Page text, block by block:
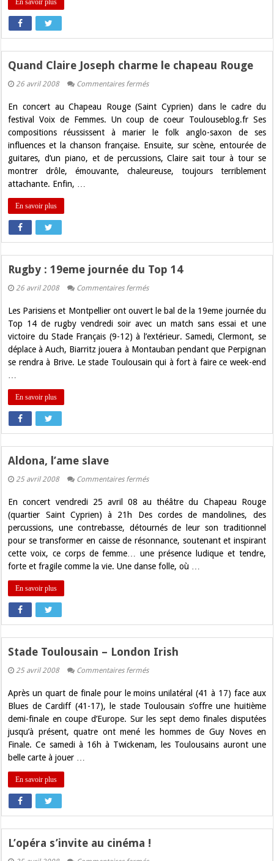
En savoir plus
Quand Claire Joseph charme le chapeau Rouge
26 avril 2008 Commentaires ferméssur
Joseph
charme
chapeau
Rouge
En concert au Chapeau Rouge (Saint Cyprien) dans le cadre du
festival Voix de Femmes. Un coup de coeur Toulouseblog.fr Ses
compositions réussissent à marier le folk anglo-saxon de ses
influences et la chanson française. Ensuite, sur scène, entourée de
guitares, d’un piano, et de percussions, Claire sait tour à tour se
montrer drôle, émouvante, chaleureuse, toujours terriblement
attachante. Enfin, …
En savoir plus
Rugby : 19eme journée du Top 14
26 avril 2008 Commentaires ferméssur
19eme
journée
Top
14
Les Parisiens et Montpellier ont ouvert le bal de la 19eme journée du
Top 14 de rugby vendredi soir avec un match sans essai et une
victoire du Stade Français (9-12) à l’extérieur. Samedi, Clermont, se
déplace à Auch, Biarritz jouera à Montauban pendant que Perpignan
se rendra à Brive. Le stade Toulousain qui à fort à faire ce week-end
En savoir plus
Aldona, l’ame slave
25 avril 2008 Commentaires ferméssur
slave
En concert vendredi 25 avril 08 au théâtre du Chapeau Rouge
(quartier Saint Cyprien) à 21h Des cordes de mandolines, des
percussions, une contrebasse, détournés de leur son traditionnel
pour se transformer en caisse de résonnance, soutenant et inspirant
cette voix, ce corps de femme… une présence ludique et tendre,
forte et fragile comme la vie. Une danse folle, où …
En savoir plus
Stade Toulousain – London Irish
25 avril 2008 Commentaires ferméssur
–
London
Après un quart de finale pour le moins unilatéral (41 à 17) face aux
Blues de Cardiff (41-17), le stade Toulousain s’offre une huitième
demi-finale en coupe d’Europe. Sur les sept demo finales disputées
jusqu’à présent, quatre ont mené les hommes de Guy Noves en
Finale. Ce samedi à 16h à Twickenam, les Toulousains auront une
belle carte à jouer …
En savoir plus
L’opéra s’invite au cinéma !